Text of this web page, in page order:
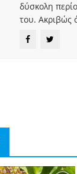
δύσκολη
του. Ακριβώς